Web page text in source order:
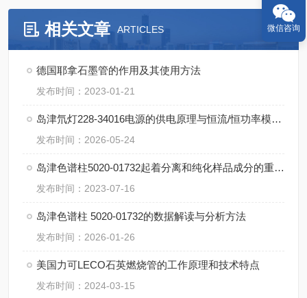
相关文章 ARTICLES
德国耶拿石墨管的作用及其使用方法
发布时间：2023-01-21
岛津氘灯228-34016电源的供电原理与恒流/恒功率模式对灯寿命的影响
发布时间：2026-05-24
岛津色谱柱5020-01732起着分离和纯化样品成分的重要作用
发布时间：2023-07-16
岛津色谱柱 5020-01732的数据解读与分析方法
发布时间：2026-01-26
美国力可LECO石英燃烧管的工作原理和技术特点
发布时间：2024-03-15
微信咨询